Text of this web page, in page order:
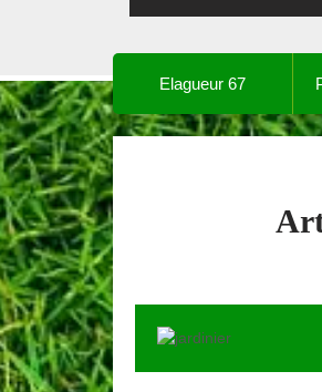
Elagueur 67